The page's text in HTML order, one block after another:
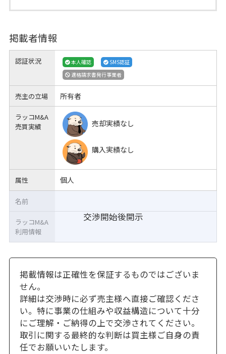
掲載者情報
認証状況 本人確認
SMS認証
適格請求書発行事業者
売主の立場 所有者
ラッコM&A
売買実績
売却実績なし
購入実績なし
属性 個人
交渉開始後開示
名前
ラッコM&A
利用情報
掲載情報は正確性を保証するものではございま
せん。
詳細は交渉時に必ず売主様へ直接ご確認くださ
い。特に事業の仕組みや収益構造について十分
にご理解・ご納得の上で交渉されてください。
取引に関する最終的な判断は買主様ご自身の責
任でお願いいたします。